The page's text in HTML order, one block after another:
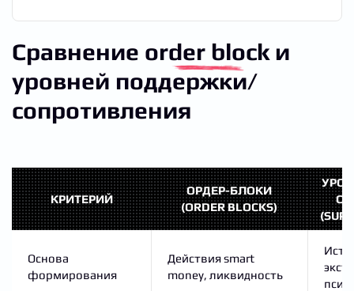
Сравнение order block и
уровней поддержки/
сопротивления
КРИТЕРИЙ
ОРДЕР-БЛОКИ
(ORDER BLOCKS)
Основа
формирования
Действия smart
money, ликвидность